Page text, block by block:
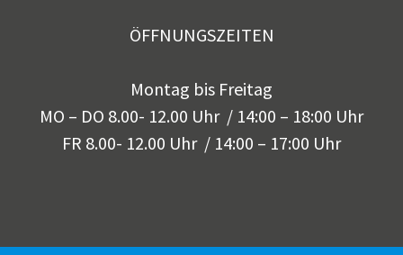
ÖFFNUNGSZEITEN
Montag bis Freitag
MO – DO 8.00- 12.00 Uhr / 14:00 – 18:00 Uhr
FR 8.00- 12.00 Uhr / 14:00 – 17:00 Uhr